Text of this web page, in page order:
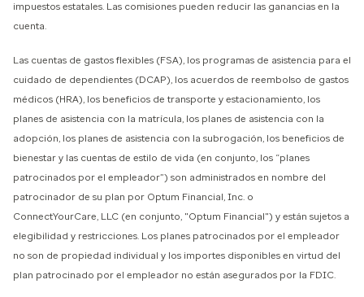
impuestos estatales. Las comisiones pueden reducir las ganancias en la
cuenta.
Las cuentas de gastos flexibles (FSA), los programas de asistencia para el
cuidado de dependientes (DCAP), los acuerdos de reembolso de gastos
médicos (HRA), los beneficios de transporte y estacionamiento, los
planes de asistencia con la matrícula, los planes de asistencia con la
adopción, los planes de asistencia con la subrogación, los beneficios de
bienestar y las cuentas de estilo de vida (en conjunto, los “planes
patrocinados por el empleador”) son administrados en nombre del
patrocinador de su plan por Optum Financial, Inc. o
ConnectYourCare, LLC (en conjunto, "Optum Financial") y están sujetos a
elegibilidad y restricciones. Los planes patrocinados por el empleador
no son de propiedad individual y los importes disponibles en virtud del
plan patrocinado por el empleador no están asegurados por la FDIC.